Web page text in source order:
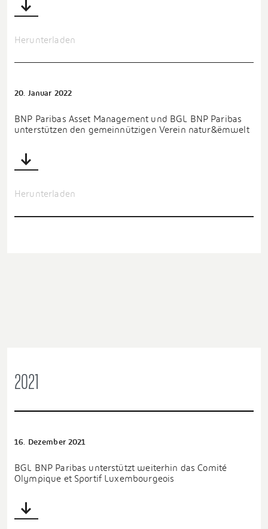
Herunterladen
20. Januar 2022
BNP Paribas Asset Management und BGL BNP Paribas
unterstützen den gemeinnützigen Verein natur&ëmwelt
Herunterladen
2021
16. Dezember 2021
BGL BNP Paribas unterstützt weiterhin das Comité
Olympique et Sportif Luxembourgeois